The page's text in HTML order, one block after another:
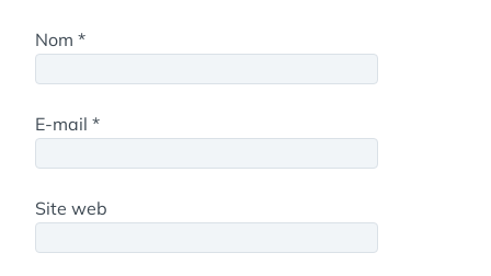
Nom *
E-mail *
Site web